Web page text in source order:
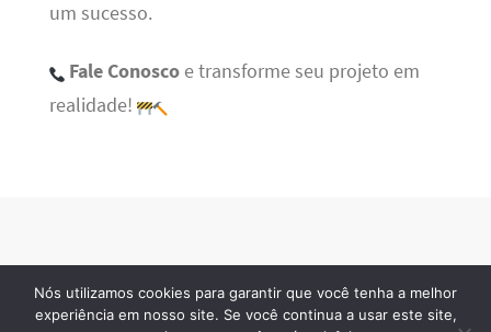
um sucesso.
Fale Conoscoe transforme seu projeto em
realidade!
· 2026 © Todos os direitos reservados
Nós utilizamos cookies para garantir que você tenha a melhor
experiência em nosso site. Se você continua a usar este site,